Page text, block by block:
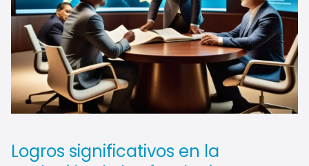
Logros significativos en la